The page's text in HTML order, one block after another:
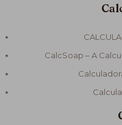
CalcSoap – A